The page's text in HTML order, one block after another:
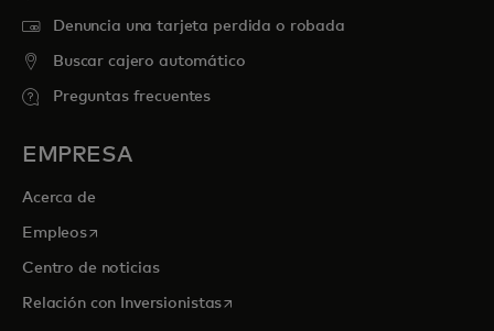
Denuncia una tarjeta perdida o robada
Buscar cajero automático
Preguntas frecuentes
EMPRESA
Acerca de
Empleosse abre en una pestaña nueva
Centro de noticias
Relación con Inversionistasse abre en una pestaña nueva